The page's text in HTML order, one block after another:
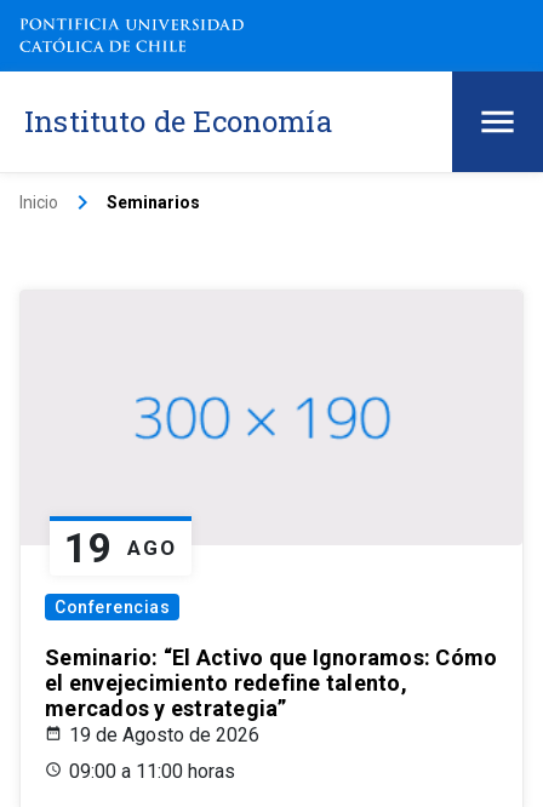
Instituto de Economía
Inicio keyboard_arrow_right Seminarios
19 AGO
Conferencias
Seminario: “El Activo que Ignoramos: Cómo
el envejecimiento redefine talento,
mercados y estrategia”
19 de Agosto de 2026
09:00 a 11:00 horas